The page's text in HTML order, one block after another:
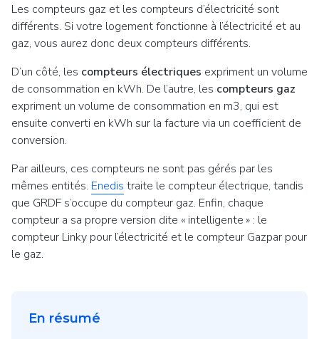
Les compteurs gaz et les compteurs d’électricité sont
différents. Si votre logement fonctionne à l’électricité et au
gaz, vous aurez donc deux compteurs différents.
D’un côté, les compteurs électriques expriment un volume
de consommation en kWh. De l’autre, les compteurs gaz
expriment un volume de consommation en m3, qui est
ensuite converti en kWh sur la facture via un coefficient de
conversion.
Par ailleurs, ces compteurs ne sont pas gérés par les
mêmes entités. Enedis traite le compteur électrique, tandis
que GRDF s’occupe du compteur gaz. Enfin, chaque
compteur a sa propre version dite « intelligente » : le
compteur Linky pour l’électricité et le compteur Gazpar pour
le gaz.
En résumé